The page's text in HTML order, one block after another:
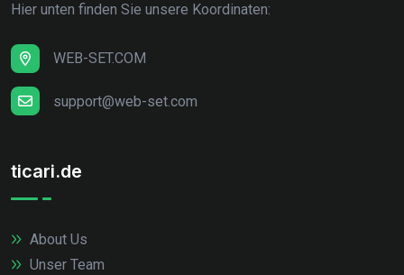
Hier unten finden Sie unsere Koordinaten:
WEB-SET.COM
support@web-set.com
ticari.de
About Us
Unser Team